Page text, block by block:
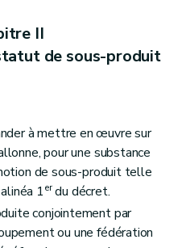
II
de sous-produit
à mettre en œuvre sur
pour une substance
de sous-produit telle
1erdu décret.
conjointement par
ou une fédération